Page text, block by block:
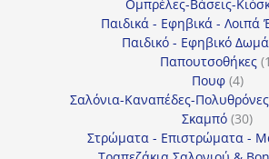
Ομπρέλες-Βάσεις-
Παιδικά - Εφηβικά - Λοιπά
Παιδικό - Εφηβικό
Παπουτσοθήκες 1
Πουφ 44
Σαλόνια-Καναπέδες-
Σκαμπό 3030
Στρώματα - Επιστρώματα -